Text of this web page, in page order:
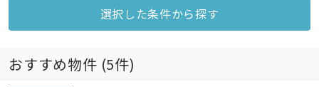
選択した条件から探す
おすすめ物件 (5件)